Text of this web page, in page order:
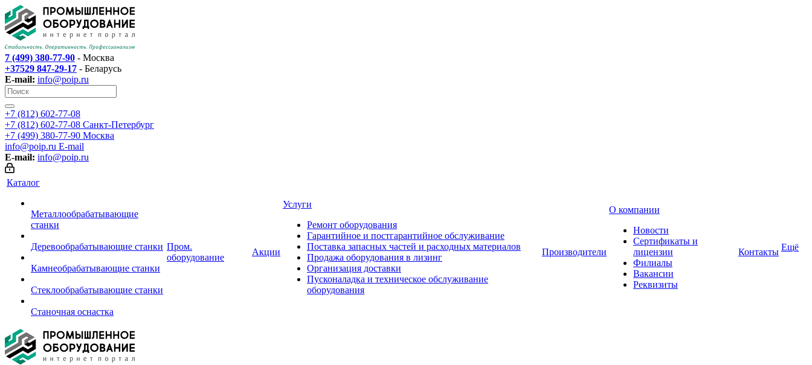
7 (499) 380-77-90 - Москва
+37529 847-29-17 - Беларусь
E-mail: info@poip.ru
+7 (812) 602-77-08
+7 (812) 602-77-08 Санкт-Петербург
+7 (499) 380-77-90 Москва
info@poip.ru E-mail
E-mail: info@poip.ru
Каталог
Металлообрабатывающие
станки
Деревообрабатывающие станки
Камнеобрабатывающие станки
Стеклообрабатывающие станки
Станочная оснастка
Пром.
оборудование
Акции
Услуги
Ремонт оборудования
Гарантийное и постгарантийное обслуживание
Поставка запасных частей и расходных материалов
Продажа оборудования в лизинг
Организация доставки
Пусконаладка и техническое обслуживание
оборудования
Производители
О компании
Новости
Сертификаты и
лицензии
Филиалы
Вакансии
Реквизиты
Контакты Ещё